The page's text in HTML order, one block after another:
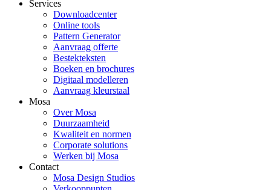
Services
Downloadcenter
Online tools
Pattern Generator
Aanvraag offerte
Bestekteksten
Boeken en brochures
Digitaal modelleren
Aanvraag kleurstaal
Mosa
Over Mosa
Duurzaamheid
Kwaliteit en normen
Corporate solutions
Werken bij Mosa
Contact
Mosa Design Studios